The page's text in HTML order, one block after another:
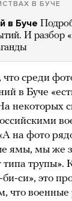
В БУЧЕ
в Буче
И разбор
что среди
в Буче
некоторых
на фото
ямы, мы же
типа трупы».
си», это
что военные